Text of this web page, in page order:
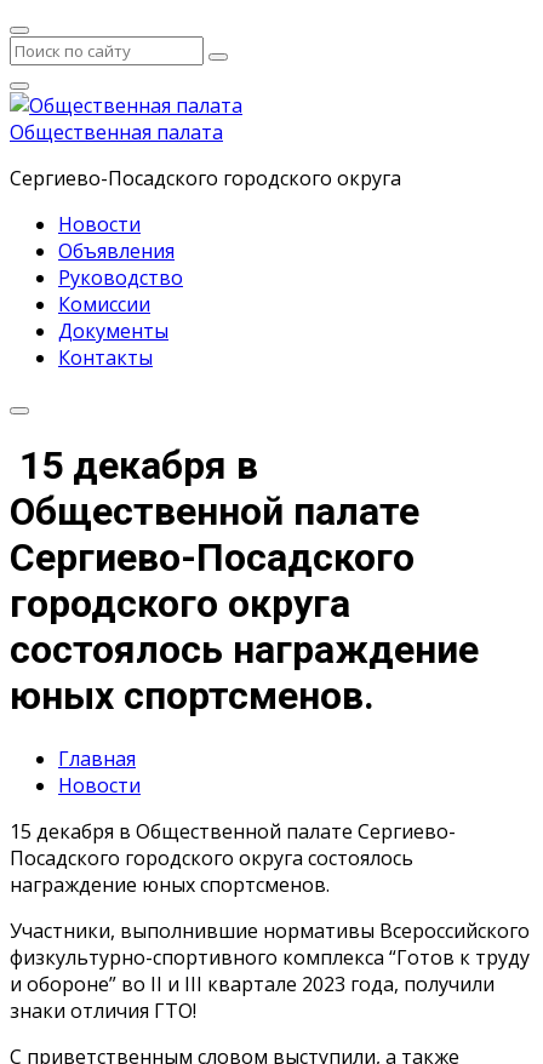
Общественная палата
Сергиево-Посадского городского округа
Новости
Объявления
Руководство
Комиссии
Документы
Контакты
15 декабря в
Общественной палате
Сергиево-Посадского
городского округа
состоялось награждение
юных спортсменов.
Главная
Новости
15 декабря в Общественной палате Сергиево-
Посадского городского округа состоялось
награждение юных спортсменов.
Участники, выполнившие нормативы Всероссийского
физкультурно-спортивного комплекса “Готов к труду
и обороне” во II и III квартале 2023 года, получили
знаки отличия ГТО!
С приветственным словом выступили, а также